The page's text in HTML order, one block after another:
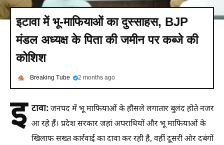
इटावा में भू-माफियाओं का दुस्साहस, BJP
मंडल अध्यक्ष के पिता की जमीन पर कब्जे की
कोशिश
Breaking Tube 2 months ago
इ टावा:जनपद में भू माफियाओं के हौसले लगातार बुलंद होते नजर
आ रहे हैं। प्रदेश सरकार जहां अपराधियों और भू माफियाओं के
खिलाफ सख्त कार्रवाई का दावा कर रही है, वहीं दूसरी ओर दबंगों